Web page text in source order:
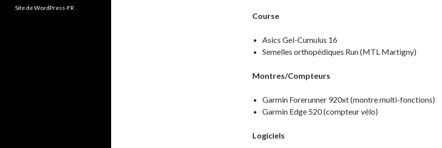
Course
Asics Gel-Cumulus 16
Semelles orthopédiques Run (MTL Martigny)
Montres/Compteurs
Garmin Forerunner 920xt (montre multi-fonctions)
Garmin Edge 520 (compteur vélo)
Logiciels
Site de WordPress-FR